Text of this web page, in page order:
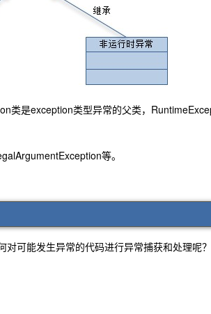
是exception类型异常的父类，
等。
可能发生异常的代码进行异常捕获和处理呢